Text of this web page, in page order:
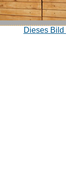
Dieses Bild